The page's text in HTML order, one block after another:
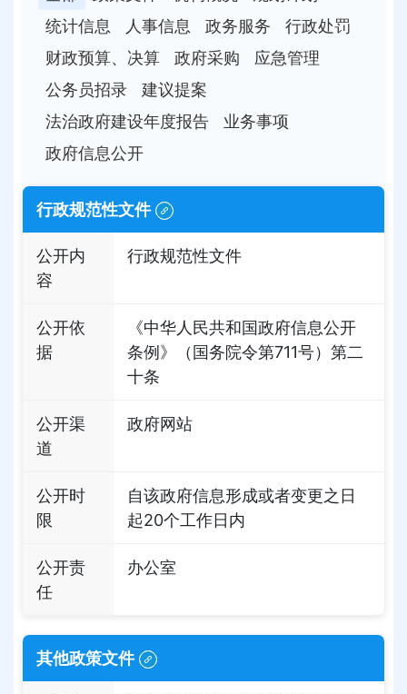
统计信息
人事信息 政务服务
行政处罚
财政预算、决算
政府采购
应急管理
公务员招录
建议提案
法治政府建设年度报告
业务事项
政府信息公开
行政规范性文件
公开内
容
行政规范性文件
公开依
据
《中华人民共和国政府信息公开
条例》（国务院令第711号）第二
十条
公开渠
道
政府网站
公开时
限
自该政府信息形成或者变更之日
起20个工作日内
公开责
任
办公室
其他政策文件